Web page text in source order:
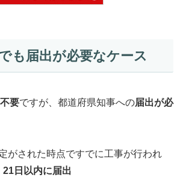
も届出が必要なケース
要ですが、都道府県知事への届出が必
がされた時点ですでに工事が行われ
21日以内に届出